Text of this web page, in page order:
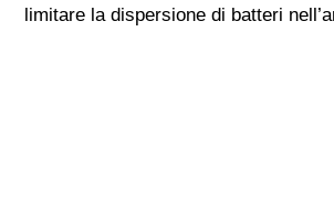
limitare la dispersione di batteri